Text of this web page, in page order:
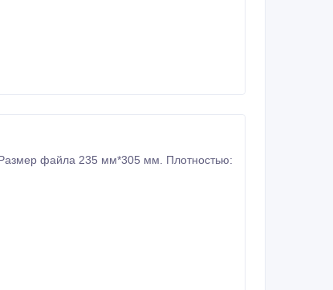
файла 235 мм*305 мм. Плотностью: